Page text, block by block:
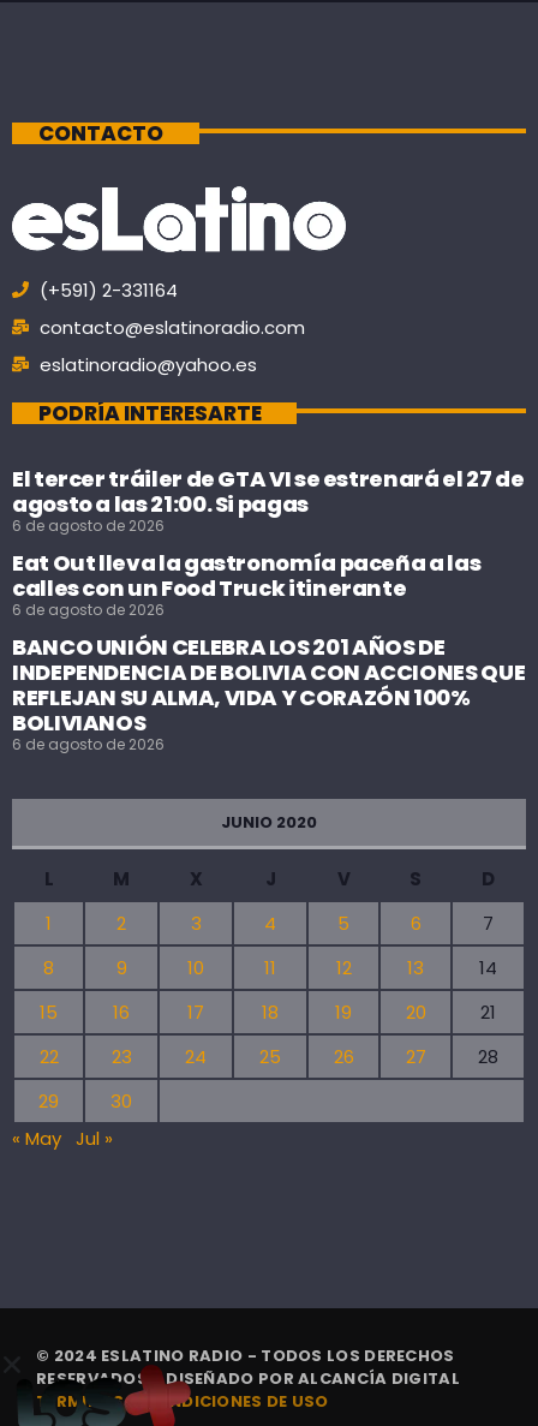
CONTACTO
(+591) 2-331164
contacto@eslatinoradio.com
eslatinoradio@yahoo.es
PODRÍA INTERESARTE
El tercer tráiler de GTA VI se estrenará el 27 de
agosto a las 21:00. Si pagas
6 de agosto de 2026
Eat Out lleva la gastronomía paceña a las
calles con un Food Truck itinerante
6 de agosto de 2026
BANCO UNIÓN CELEBRA LOS 201 AÑOS DE
INDEPENDENCIA DE BOLIVIA CON ACCIONES QUE
REFLEJAN SU ALMA, VIDA Y CORAZÓN 100%
BOLIVIANOS
6 de agosto de 2026
JUNIO 2020
L M X J V S
D
1
2 3 4 5 6
7
8
9 10 11 12 13
14
15
16 17 18 19 20
21
22
23 24 25 26 27
28
29
30
« May Jul »
© 2024 ESLATINO RADIO - TODOS LOS DERECHOS
RESERVADOS. | DISEÑADO PORALCANCÍA DIGITAL
TÉRMINOS Y CONDICIONES DE USO